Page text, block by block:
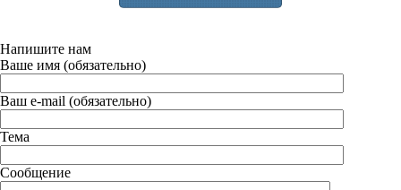
Напишите нам
Ваше имя (обязательно)
Ваш e-mail (обязательно)
Тема
Сообщение